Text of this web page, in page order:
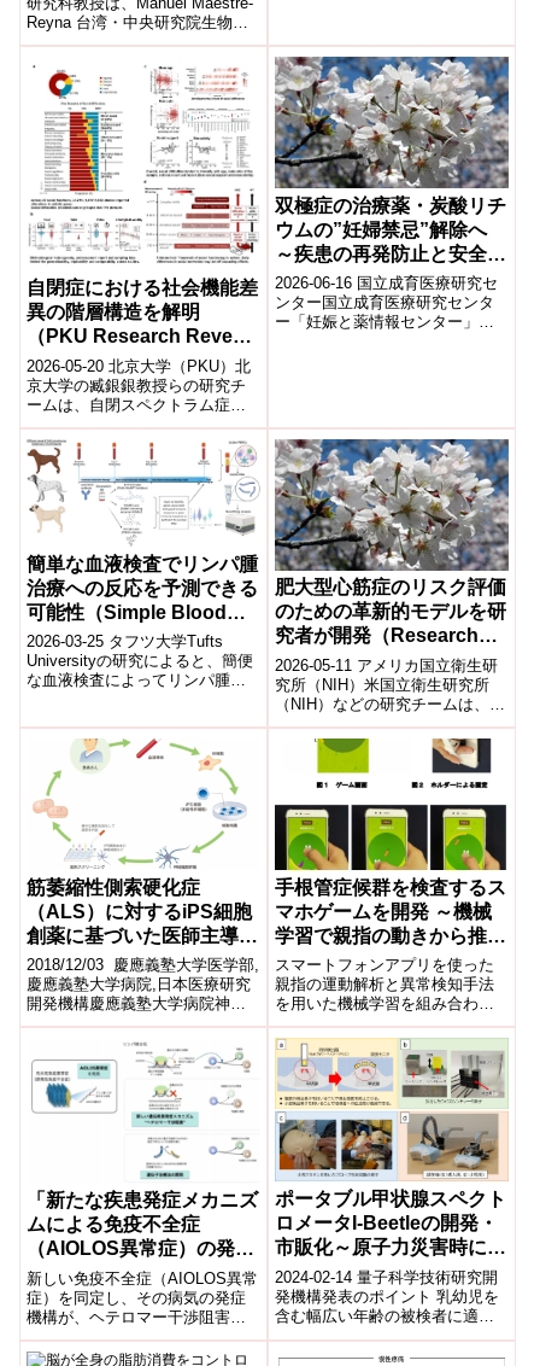
Reyna 台湾・中央研究院生物化
學研究所客座助理教授、別所義
自閉症における社会機能差
異の階層構造を解明
（PKU Research Reveals
Hierarchical Structure of
Social Functioning
Differences in Autism）
2026-05-20 北京大学（PKU）北
京大学の臧銀銀教授らの研究チ
ームは、自閉スペクトラム症
（ASC）における社会機能の違
いが、個別に独立した特性では
なく、...
双極症の治療薬・炭酸リチ
ウムの”妊婦禁忌”解除へ
～疾患の再発防止と安全な
妊娠・出産・育児の両立を
目指す～
2026-06-16 国立成育医療研究セ
ンター国立成育医療研究センタ
ー「妊娠と薬情報センター」
簡単な血液検査でリンパ腫
治療への反応を予測できる
可能性（Simple Blood
Tests May Predict
Response to Lymphoma
Treatment）
2026-03-25 タフツ大学Tufts
Universityの研究によると、簡便
な血液検査によってリンパ腫治
肥大型心筋症のリスク評価
のための革新的モデルを研
究者が開発（Researchers
develop innovative
model for risk
assessment for
hypertrophic
cardiomyopathy）
2026-05-11 アメリカ国立衛生研
究所（NIH）米国立衛生研究所
（NIH）などの研究チームは、肥
大型心筋症（HCM）患者の重症
化リスクをより正確に予測す
筋萎縮性側索硬化症
（ALS）に対するiPS細胞
創薬に基づいた医師主導治
験を開始
2018/12/03 慶應義塾大学医学部,
慶應義塾大学病院,日本医療研究
開発機構慶應義塾大学病院神経
内科診療科部長の中原仁教授、
診療科副部長の高橋愼一准教授
ら...
手根管症候群を検査するス
マホゲームを開発 ～機械
学習で親指の動きから推
定、早期診断へ～
スマートフォンアプリを使った
親指の運動解析と異常検知手法
を用いた機械学習を組み合わ
せ、手根管症候群を簡便にスク
リーニングする方法を開発し
た。
「新たな疾患発症メカニズ
ムによる免疫不全症
（AIOLOS異常症）の発
見」
新しい免疫不全症（AIOLOS異常
症）を同定し、その病気の発症
機構が、ヘテロマー干渉阻害と
いう機序によるものであること
を初めて明らかにした。
ポータブル甲状腺スペクト
ロメータI-Beetleの開発・
市販化～原子力災害時にお
ける公衆の甲状腺被ばく線
量モニタリングに貢献～
2024-02-14 量子科学技術研究開
発機構発表のポイント 乳幼児を
含む幅広い年齢の被検者に適用
モニタを開発 甲状腺に集積した